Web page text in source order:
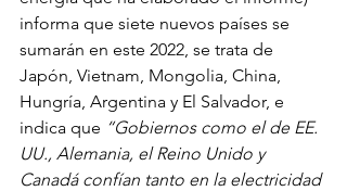
informa que siete nuevos países se
sumarán en este 2022, se trata de
Japón, Vietnam, Mongolia, China,
Hungría, Argentina y El Salvador, e
indica que “Gobiernos como el de EE.
UU., Alemania, el Reino Unido y
Canadá confían tanto en la electricidad